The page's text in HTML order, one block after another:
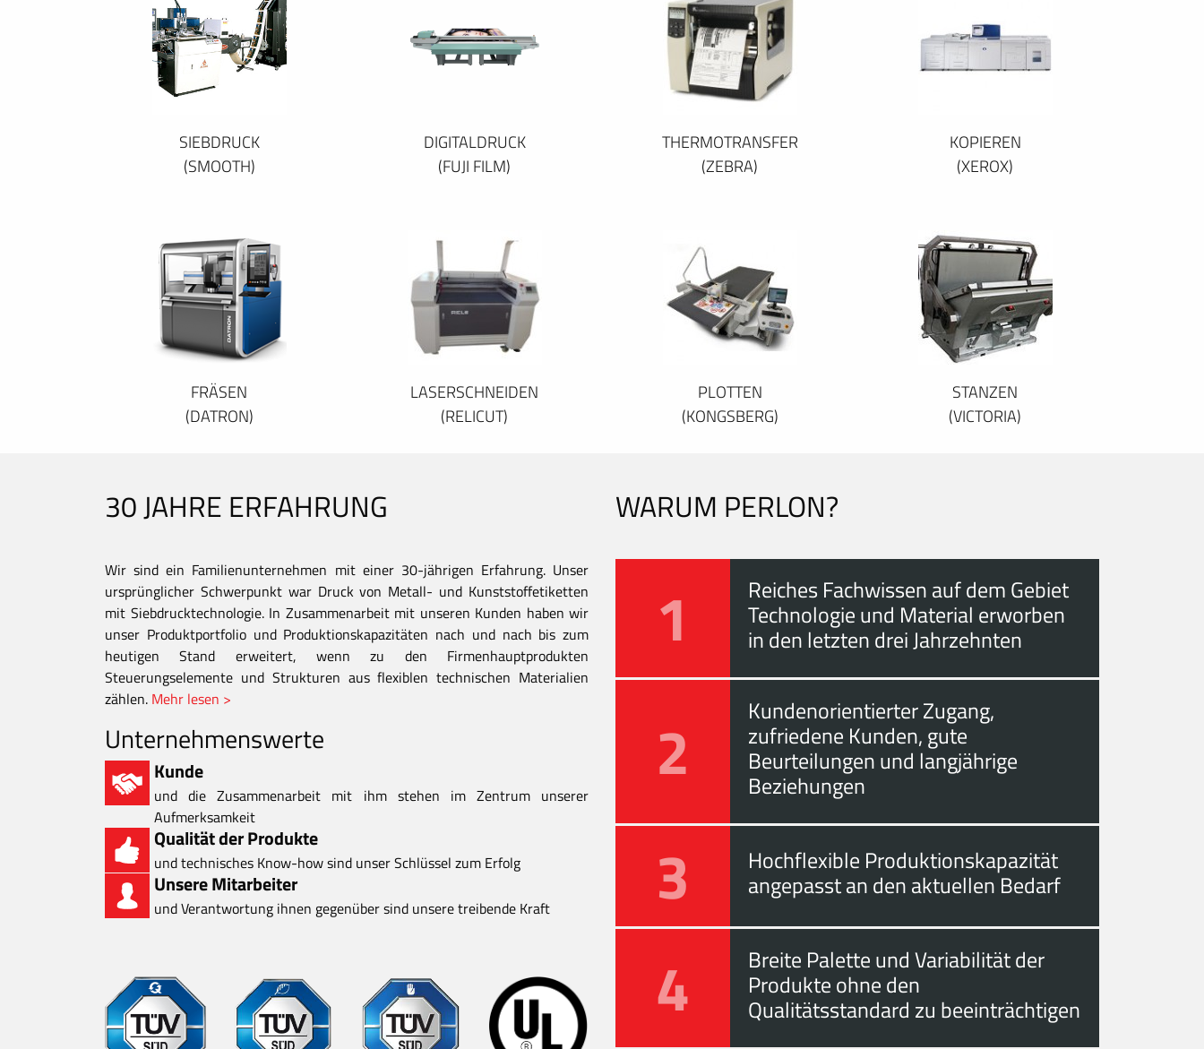
SIEBDRUCK
(SMOOTH)
DIGITALDRUCK
(FUJI FILM)
THERMOTRANSFER
(ZEBRA)
KOPIEREN
(XEROX)
FRÄSEN
(DATRON)
LASERSCHNEIDEN
(RELICUT)
PLOTTEN
(KONGSBERG)
STANZEN
(VICTORIA)
30 JAHRE ERFAHRUNG
Wir sind ein Familienunternehmen mit einer 30-jährigen Erfahrung. Unser
ursprünglicher Schwerpunkt war Druck von Metall- und Kunststoffetiketten
mit Siebdrucktechnologie. In Zusammenarbeit mit unseren Kunden haben wir
unser Produktportfolio und Produktionskapazitäten nach und nach bis zum
heutigen Stand erweitert, wenn zu den Firmenhauptprodukten
Steuerungselemente und Strukturen aus flexiblen technischen Materialien
zählen. Mehr lesen >
Unternehmenswerte
Kunde
und die Zusammenarbeit mit ihm stehen im Zentrum unserer
Aufmerksamkeit
Qualität der Produkte
und technisches Know-how sind unser Schlüssel zum Erfolg
Unsere Mitarbeiter
und Verantwortung ihnen gegenüber sind unsere treibende Kraft
WARUM PERLON?
1 Reiches Fachwissen auf dem Gebiet
Technologie und Material erworben
in den letzten drei Jahrzehnten
2 Kundenorientierter Zugang,
zufriedene Kunden, gute
Beurteilungen und langjährige
Beziehungen
3 Hochflexible Produktionskapazität
angepasst an den aktuellen Bedarf
4 Breite Palette und Variabilität der
Produkte ohne den
Qualitätsstandard zu beeinträchtigen